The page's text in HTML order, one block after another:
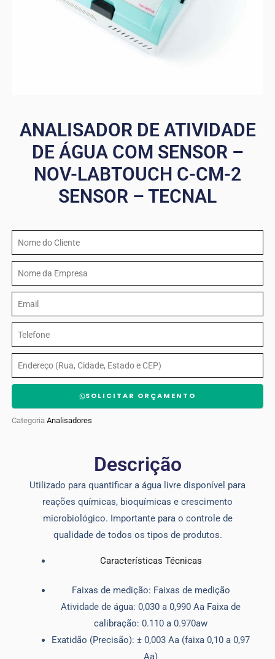
ANALISADOR DE ATIVIDADE
DE ÁGUA COM SENSOR –
NOV-LABTOUCH C-CM-2
SENSOR – TECNAL
produto
Nome
do
Cliente
Nome
da
Empresa
Email
Telefone
Endereço
SOLICITAR ORÇAMENTO
Categoria Analisadores
Descrição
Utilizado para quantificar a água livre disponível para
reações químicas, bioquímicas e crescimento
microbiológico. Importante para o controle de
qualidade de todos os tipos de produtos.
Características Técnicas
Faixas de medição: Faixas de medição
Atividade de água: 0,030 a 0,990 Aa Faixa de
calibração: 0.110 a 0.970aw
Exatidão (Precisão): ± 0,003 Aa (faixa 0,10 a 0,97